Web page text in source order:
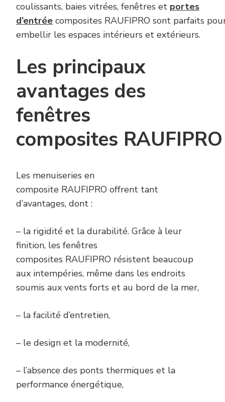
coulissants, baies vitrées, fenêtres et portes
d’entrée composites RAUFIPRO sont parfaits
embellir les espaces intérieurs et extérieurs.
Les principaux
avantages des
fenêtres
composites
Les menuiseries en
composite RAUFIPRO offrent tant
d’avantages, dont :
– la rigidité et la durabilité. Grâce à leur
finition, les fenêtres
composites RAUFIPRO résistent beaucoup
aux intempéries, même dans les endroits
soumis aux vents forts et au bord de la mer,
– la facilité d’entretien,
– le design et la modernité,
– l’absence des ponts thermiques et la
performance énergétique,